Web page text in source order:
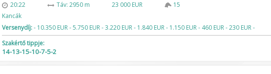
ÉLŐ KÖZVETÍTÉS
HÍRLEVÉL
20:22 Táv: 2950 m 23 000 EUR
15
Kancák
Versenydíj:- 10.350 EUR - 5.750 EUR - 3.220 EUR - 1.840 EUR - 1.150 EUR - 460 EUR - 230 EUR -
Szakértő tippje:
14-13-15-10-7-5-2